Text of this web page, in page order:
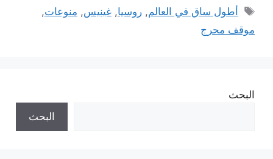
الوسوم
أطول ساق في العالم,روسيا,غينيس, منوعات,
موقف محرج
البحث
البحث